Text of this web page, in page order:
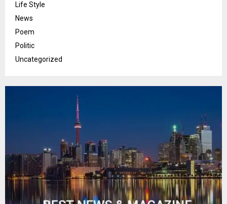
Life Style
News
Poem
Politic
Uncategorized